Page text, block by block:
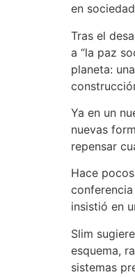
en
Tras el
a “la paz
planeta:
Ya en un
nuevas
repensar
Hace
insistió en
Slim
esquema,
sistemas